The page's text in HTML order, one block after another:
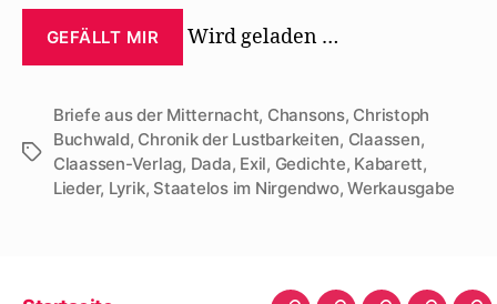
GEFÄLLT MIR Wird geladen …
Schlagwörter
Briefe aus der Mitternacht, Chansons, Christoph
Buchwald, Chronik der Lustbarkeiten, Claassen,
Claassen-Verlag, Dada, Exil, Gedichte, Kabarett,
Lieder, Lyrik, Staatelos im Nirgendwo,Werkausgabe